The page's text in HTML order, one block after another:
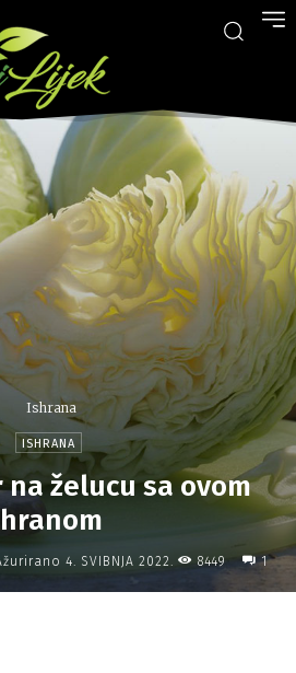
Ishrana
ISHRANA
želucu sa ovom
hranom
4. SVIBNJA 2022. 8449 1